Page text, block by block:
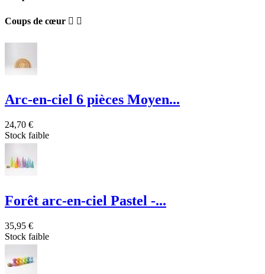
Coups de cœur  
Arc-en-ciel 6 pièces Moyen...
24,70 €
Stock faible
Forêt arc-en-ciel Pastel -...
35,95 €
Stock faible